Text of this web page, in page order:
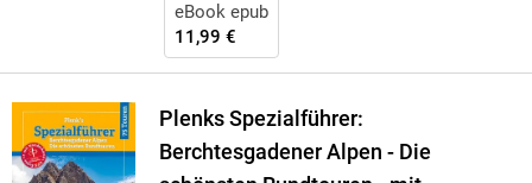
eBook epub
11,99 €
Plenks Spezialführer:
Berchtesgadener Alpen - Die